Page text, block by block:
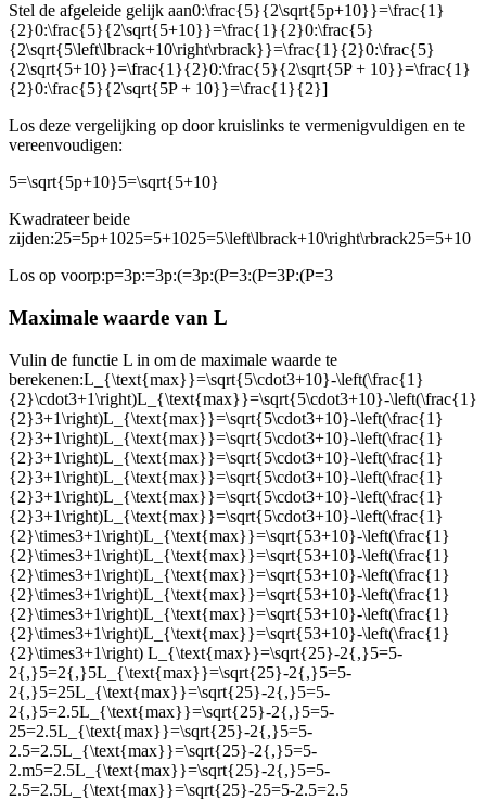
Stel de afgeleide gelijk aan0:\frac{5}{2\sqrt{5p+10}}=\frac{1}
{2}0:\frac{5}{2\sqrt{5+10}}=\frac{1}{2}0:\frac{5}
{2\sqrt{5\left\lbrack+10\right\rbrack}}=\frac{1}{2}0:\frac{5}
{2\sqrt{5+10}}=\frac{1}{2}0:\frac{5}{2\sqrt{5P + 10}}=\frac{1}
{2}0:\frac{5}{2\sqrt{5P + 10}}=\frac{1}{2}]
Los deze vergelijking op door kruislinks te vermenigvuldigen en te
vereenvoudigen:
5=\sqrt{5p+10}5=\sqrt{5+10}
Kwadrateer beide
zijden:25=5p+1025=5+1025=5\left\lbrack+10\right\rbrack25=5+10
Los op voorp:p=3p:=3p:(=3p:(P=3:(P=3P:(P=3
Maximale waarde van L
Vulin de functie L in om de maximale waarde te
berekenen:L_{\text{max}}=\sqrt{5\cdot3+10}-\left(\frac{1}
{2}\cdot3+1\right)L_{\text{max}}=\sqrt{5\cdot3+10}-\left(\frac{1}
{2}3+1\right)L_{\text{max}}=\sqrt{5\cdot3+10}-\left(\frac{1}
{2}3+1\right)L_{\text{max}}=\sqrt{5\cdot3+10}-\left(\frac{1}
{2}3+1\right)L_{\text{max}}=\sqrt{5\cdot3+10}-\left(\frac{1}
{2}3+1\right)L_{\text{max}}=\sqrt{5\cdot3+10}-\left(\frac{1}
{2}3+1\right)L_{\text{max}}=\sqrt{5\cdot3+10}-\left(\frac{1}
{2}3+1\right)L_{\text{max}}=\sqrt{5\cdot3+10}-\left(\frac{1}
{2}\times3+1\right)L_{\text{max}}=\sqrt{53+10}-\left(\frac{1}
{2}\times3+1\right)L_{\text{max}}=\sqrt{53+10}-\left(\frac{1}
{2}\times3+1\right)L_{\text{max}}=\sqrt{53+10}-\left(\frac{1}
{2}\times3+1\right)L_{\text{max}}=\sqrt{53+10}-\left(\frac{1}
{2}\times3+1\right)L_{\text{max}}=\sqrt{53+10}-\left(\frac{1}
{2}\times3+1\right)L_{\text{max}}=\sqrt{53+10}-\left(\frac{1}
{2}\times3+1\right) L_{\text{max}}=\sqrt{25}-2{,}5=5-
2{,}5=2{,}5L_{\text{max}}=\sqrt{25}-2{,}5=5-
2{,}5=25L_{\text{max}}=\sqrt{25}-2{,}5=5-
2{,}5=2.5L_{\text{max}}=\sqrt{25}-2{,}5=5-
25=2.5L_{\text{max}}=\sqrt{25}-2{,}5=5-
2.5=2.5L_{\text{max}}=\sqrt{25}-2{,}5=5-
2.m5=2.5L_{\text{max}}=\sqrt{25}-2{,}5=5-
2.5=2.5L_{\text{max}}=\sqrt{25}-25=5-2.5=2.5